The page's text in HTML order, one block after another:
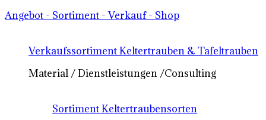
Angebot - Sortiment - Verkauf - Shop
Verkaufssortiment Keltertrauben & Tafeltrauben
Material / Dienstleistungen /Consulting
Sortiment Keltertraubensorten